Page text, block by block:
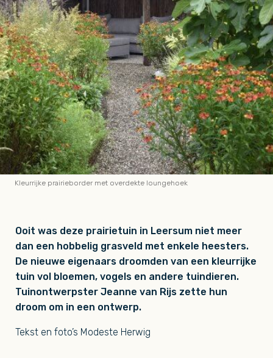
Kleurrijke prairieborder met overdekte loungehoek
Ooit was deze prairietuin in Leersum niet meer
dan een hobbelig grasveld met enkele heesters.
De nieuwe eigenaars droomden van een kleurrijke
tuin vol bloemen, vogels en andere tuindieren.
Tuinontwerpster Jeanne van Rijs zette hun
droom om in een ontwerp.
Tekst en foto’s Modeste Herwig